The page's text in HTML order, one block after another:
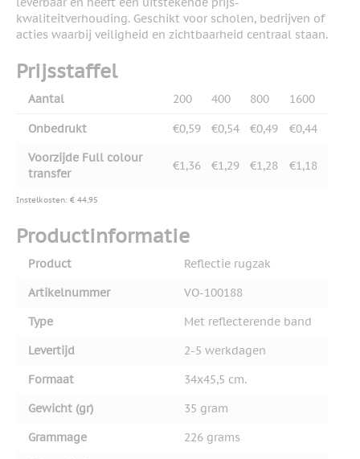
kwaliteitverhouding. Geschikt voor scholen, bedrijven of
acties waarbij veiligheid en zichtbaarheid centraal staan.
Prijsstaffel
Aantal 200 400 800 1600
Onbedrukt €0,59 €0,54 €0,49
€0,44
Voorzijde Full colour
transfer
€1,36 €1,29 €1,28 €1,18
Instelkosten: € 44,95
Productinformatie
Product
Reflectie rugzak
Artikelnummer
VO-100188
Type
Met reflecterende band
Levertijd
2-5 werkdagen
Formaat
34x45,5 cm.
Gewicht (gr)
35 gram
Grammage
226 grams